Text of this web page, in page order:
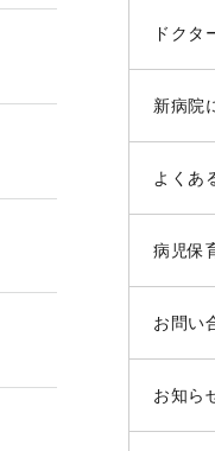
ドクタ
新病院
よくあ
病児保
お問い
お知ら